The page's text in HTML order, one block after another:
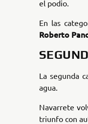
el podio.
En las
Roberto
La segunda
agua.
Navarrete
triunfo con